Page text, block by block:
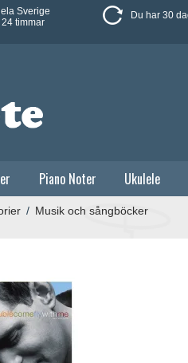
Sverige
timmar
Du har 30
Piano Noter Ukulele
/ Musik och sångböcker